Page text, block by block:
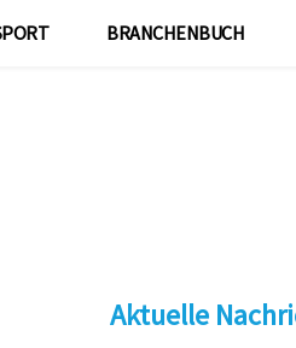
BRANCHENBUCH
Aktuelle